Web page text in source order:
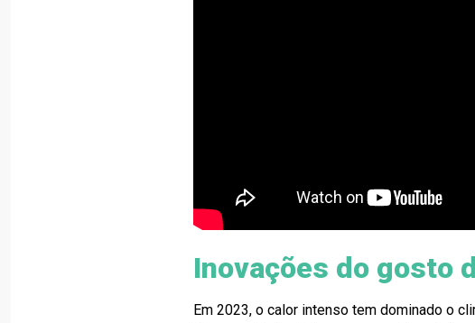
Inovações do gosto
Em 2023, o calor intenso tem dominado o